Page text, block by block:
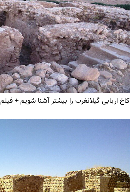
کاخ اربابی گیلانغرب را بیشتر آشنا شویم + فیلم